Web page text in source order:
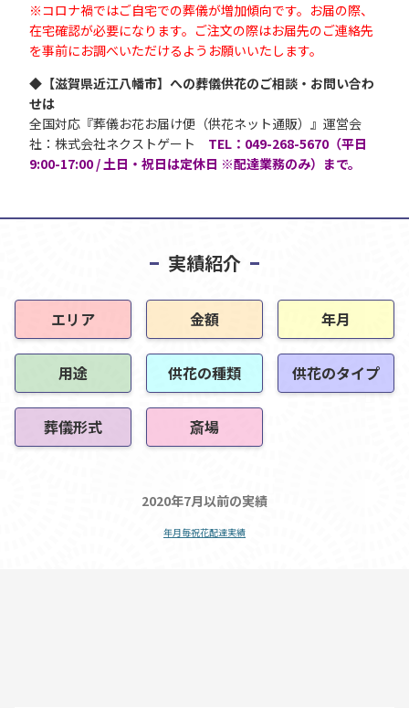
※コロナ禍ではご自宅での葬儀が増加傾向です。お届の際、
在宅確認が必要になります。ご注文の際はお届先のご連絡先
を事前にお調べいただけるようお願いいたします。
◆【滋賀県近江八幡市】への葬儀供花のご相談・お問い合わ
せは
全国対応『葬儀お花お届け便（供花ネット通販）』運営会
社：株式会社ネクストゲート TEL：049-268-5670（平日
9:00-17:00 / 土日・祝日は定休日 ※配達業務のみ）まで。
実績紹介
エリア 金額 年月
用途 供花の種類 供花のタイプ
葬儀形式 斎場
2020年7月以前の実績
年月毎祝花配達実績